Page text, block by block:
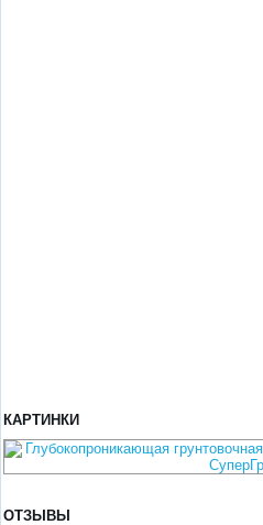
КАРТИНКИ
ОТЗЫВЫ